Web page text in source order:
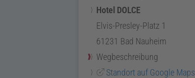
Hotel DOLCE
Elvis-Presley-Platz 1
61231 Bad Nauheim
Wegbeschreibung
Standort auf Google Maps